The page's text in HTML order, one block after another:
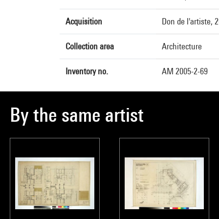
Acquisition Don de l'artiste,
Collection area Architecture
Inventory no. AM 2005-2-69
By the same artist